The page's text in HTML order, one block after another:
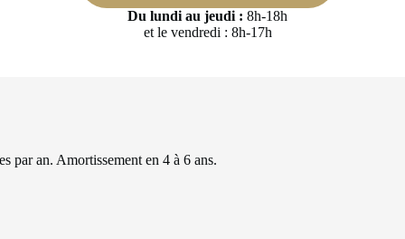
Du lundi au jeudi : 8h-18h
et le vendredi : 8h-17h
par an. Amortissement en 4 à 6 ans.